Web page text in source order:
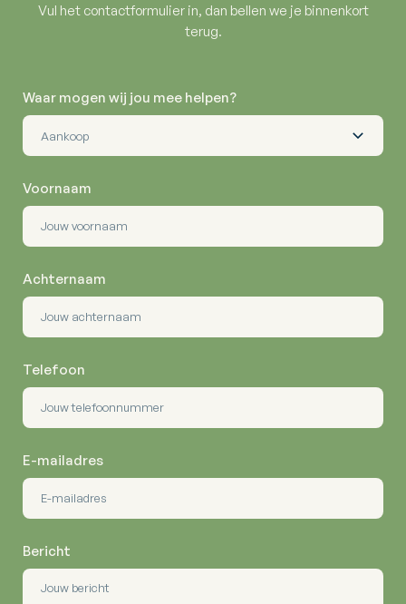
Vul het contactformulier in, dan bellen we je binnenkort
terug.
Waar mogen wij jou mee helpen?
Voornaam
Achternaam
Telefoon
E-mailadres
Bericht